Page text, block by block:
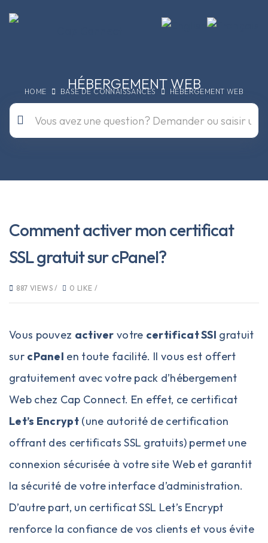
HÉBERGEMENT WEB
HOME BASE DE CONNAISSANCES HÉBERGEMENT WEB
Comment activer mon certificat
SSL gratuit sur cPanel?
887 VIEWS / 0 LIKE /
Vous pouvez activer votre certificat SSl gratuit
sur cPanel en toute facilité. Il vous est offert
gratuitement avec votre pack d’hébergement
Webchez Cap Connect. En effet, ce certificat
Let’s Encrypt(une autorité de certification
offrant des certificats SSL gratuits) permet une
connexion sécurisée à votre site Web et garantit
la sécurité de votre interface d’administration.
D’autre part, un certificat SSL Let’s Encrypt
renforce la confiance de vos clients et vous évite